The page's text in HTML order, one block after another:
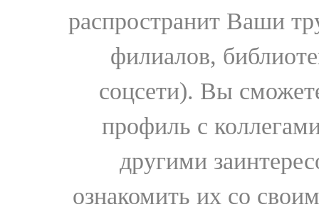
распространит Ваши
филиалов,
соцсети). Вы
профиль с
другими
ознакомить их со